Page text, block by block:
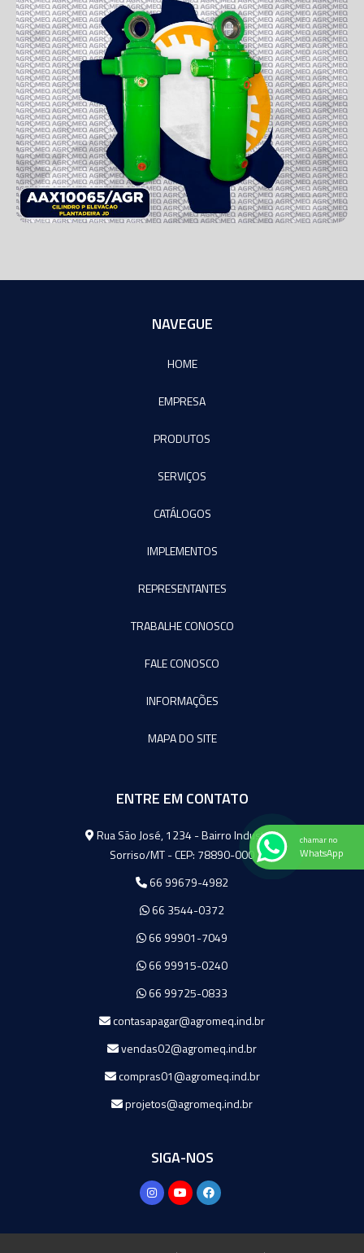
NAVEGUE
HOME
EMPRESA
PRODUTOS
SERVIÇOS
CATÁLOGOS
IMPLEMENTOS
REPRESENTANTES
TRABALHE CONOSCO
FALE CONOSCO
INFORMAÇÕES
MAPA DO SITE
ENTRE EM CONTATO
Agromeq
Rua São José, 1234 - Bairro Industrial
Sorriso/MT - CEP: 78890-000
66 99679-4982
66 3544-0372
66 99901-7049
66 99915-0240
66 99725-0833
contasapagar@agromeq.ind.br
vendas02@agromeq.ind.br
compras01@agromeq.ind.br
projetos@agromeq.ind.br
SIGA-NOS
chamar no
WhatsApp